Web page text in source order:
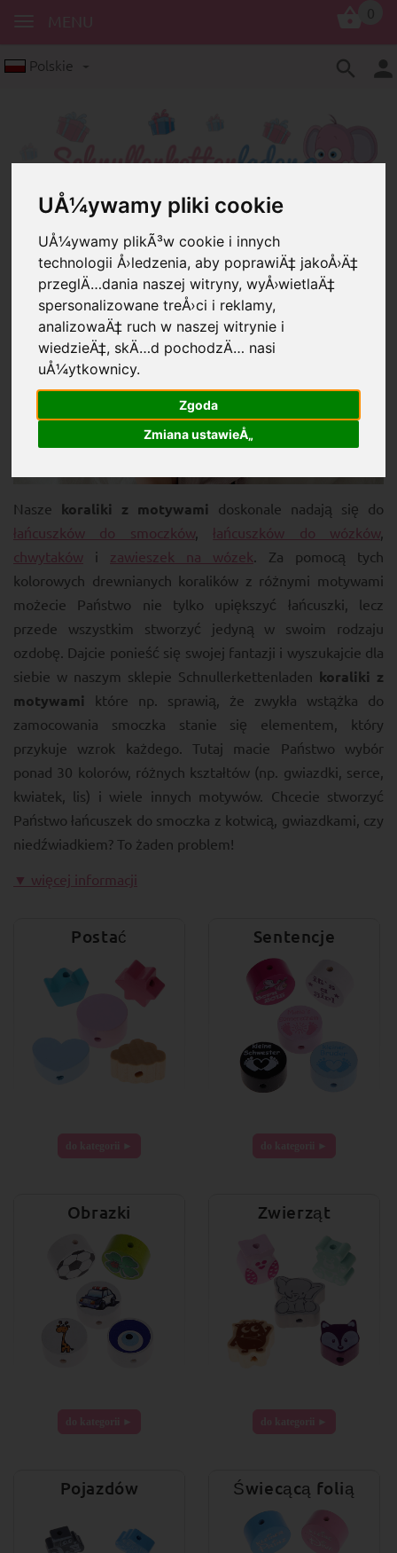
UÅ¼ywamy pliki cookie
UÅ¼ywamy plikÃ³w cookie i innych
technologii Å›ledzenia, aby poprawiÄ‡ jakoÅ›Ä‡
przeglÄ…dania naszej witryny, wyÅ›wietlaÄ‡
spersonalizowane treÅ›ci i reklamy,
analizowaÄ‡ ruch w naszej witrynie i
wiedzieÄ‡, skÄ…d pochodzÄ… nasi
uÅ¼ytkownicy.
Zgoda
Zmiana ustawieÅ„
Polskie
Koraliki z motywami
Koraliki z motywami w różnych
językach
Nasze koraliki z motywami doskonale nadają się do
łańcuszków do smoczków, łańcuszków do wózków,
chwytaków i zawieszek na wózek . Za pomocą tych
kolorowych drewnianych koralików z różnymi motywami
możecie Państwo nie tylko upiększyć łańcuszki, lecz
przede wszystkim stworzyć jedyną w swoim rodzaju
ozdobę. Dajcie ponieść się swojej fantazji i wyszukajcie dla
siebie w naszym sklepie Schnullerkettenladen koraliki z
motywami które np. sprawią, że zwykła wstążka do
zamocowania smoczka stanie się elementem, który
przykuje wzrok każdego. Tutaj macie Państwo wybór
ponad 30 kolorów, różnych kształtów (np. gwiazdki, serce,
kwiatek, lis) i wiele innych motywów. Chcecie stworzyć
Państwo łańcuszek do smoczka z kotwicą, gwiazdkami, czy
niedźwiadkiem? To żaden problem!
▼ więcej informacji
Postać Sentencje
Obrazki Zwierząt
Pojazdów Świecącą folią